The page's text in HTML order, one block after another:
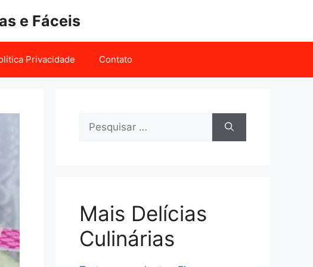
e Fáceis
Privacidade Contato
Pesquisar
Mais Delícias
Culinárias